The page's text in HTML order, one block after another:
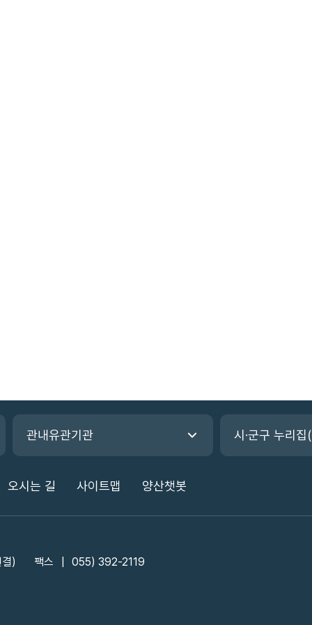
관내유관기관 시·군구 누리
오시는 길 사이트맵 양산챗봇
) 팩스 055) 392-2119